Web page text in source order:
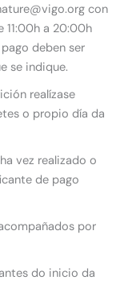
con
11:00h a 20:00h
deben ser
se indique.
realízase
o propio día da
vez realizado o
de pago
por
do inicio da